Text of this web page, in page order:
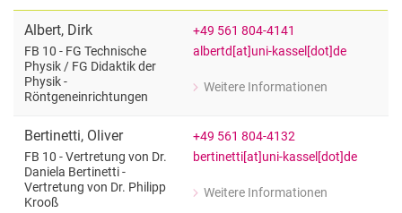
Albert, Dirk
FB 10 - FG Technische
Physik /​ FG Didaktik der
Physik -
Röntgeneinrichtungen
+49 561 804-4141
albertd[at]uni-kassel[dot]de
Weitere Informationen
zu Dirk Albert
Bertinetti, Oliver
FB 10 - Vertretung von Dr.
Daniela Bertinetti -
Vertretung von Dr. Philipp
Krooß
+49 561 804-4132
bertinetti[at]uni-kassel[dot]de
Weitere Informationen
zu Oliver Bertinetti